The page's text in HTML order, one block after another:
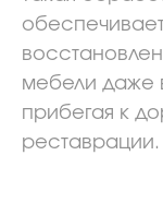
мебели даже
прибегая к
реставрации.